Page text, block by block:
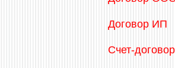
Договор ИП
Счет-